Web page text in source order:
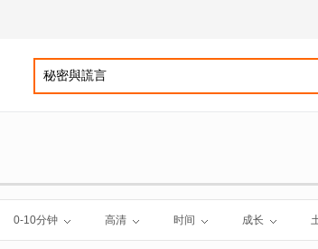
0-10分钟 高清 时间 成长